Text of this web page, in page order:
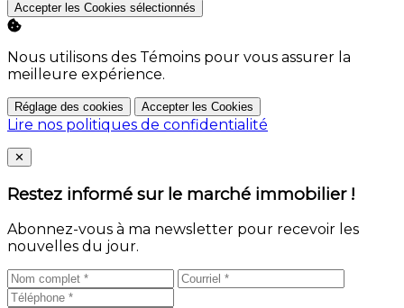
Accepter les Cookies sélectionnés
Nous utilisons des Témoins pour vous assurer la
meilleure expérience.
Réglage des cookies Accepter les Cookies
Lire nos politiques de confidentialité
Close
✕
Restez informé sur le marché immobilier !
Abonnez-vous à ma newsletter pour recevoir les
nouvelles du jour.